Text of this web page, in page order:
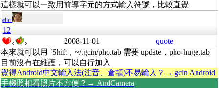
這樣就可以一致用前導字元的方式輸入符號，比較直覺
eliu
12
0 0 2008-11-01
quote
本來就可以用 `Shift，~/.gcin/pho.tab 需要 update，pho-huge.tab
目前沒有在維護，可以自行加入
覺得Android中文輸入法(注音、倉頡)不易輸入？→ gcin Android
手機照相看照片不方便？→ AndCamera